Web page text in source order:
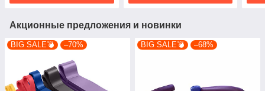
Акционные предложения и новинки
BIG SALE💣 –70% BIG SALE💣 –68%